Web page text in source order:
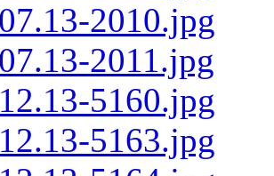
2010.jpg
2011.jpg
5160.jpg
5163.jpg